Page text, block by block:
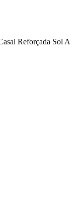
Reforçada Sol A